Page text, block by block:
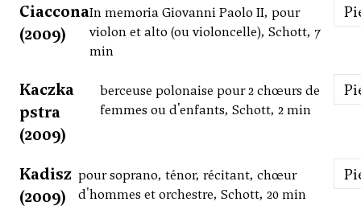
Ciaccona
(2009)
In memoria Giovanni Paolo II, pour
violon et alto (ou violoncelle), Schott, 7
min
Kaczka
pstra
(2009)
berceuse polonaise pour 2 chœurs de
femmes ou d'enfants, Schott, 2 min
Kadisz
(2009)
pour soprano, ténor, récitant, chœur
d'hommes et orchestre, Schott, 20 min